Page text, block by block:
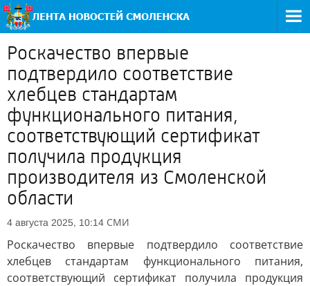
Роскачество впервые
подтвердило соответствие
хлебцев стандартам
функционального питания,
соответствующий сертификат
получила продукция
производителя из Смоленской
области
4 августа 2025, 10:14 СМИ
Роскачество впервые подтвердило соответствие
хлебцев стандартам функционального питания,
соответствующий сертификат получила продукция